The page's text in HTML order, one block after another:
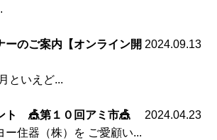
ーのご案内【オンライン開 2024.09.13
といえど...
ト 🎪第１０回アミ市🎪
2024.04.23
ー住器（株）を ご愛顧い...